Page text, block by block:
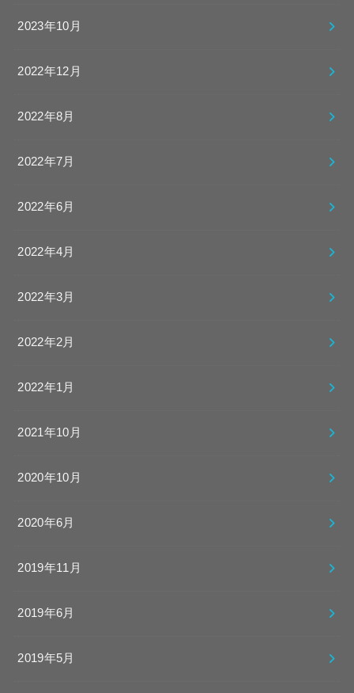
2023年10月
2022年12月
2022年8月
2022年7月
2022年6月
2022年4月
2022年3月
2022年2月
2022年1月
2021年10月
2020年10月
2020年6月
2019年11月
2019年6月
2019年5月